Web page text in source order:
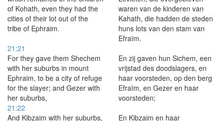
of Kohath, even they had the
cities of their lot out of the
tribe of Ephraim.
waren van de kinderen van
Kahath, die hadden de steden
huns lots van den stam van
Efraïm.
21:21
For they gave them Shechem
with her suburbs in mount
Ephraim, to be a city of refuge
for the slayer; and Gezer with
her suburbs,
En zij gaven hun Sichem, een
vrijstad des doodslagers, en
haar voorsteden, op den berg
Efraïm, en Gezer en haar
voorsteden;
21:22
And Kibzaim with her suburbs,
En Kibzaim en haar